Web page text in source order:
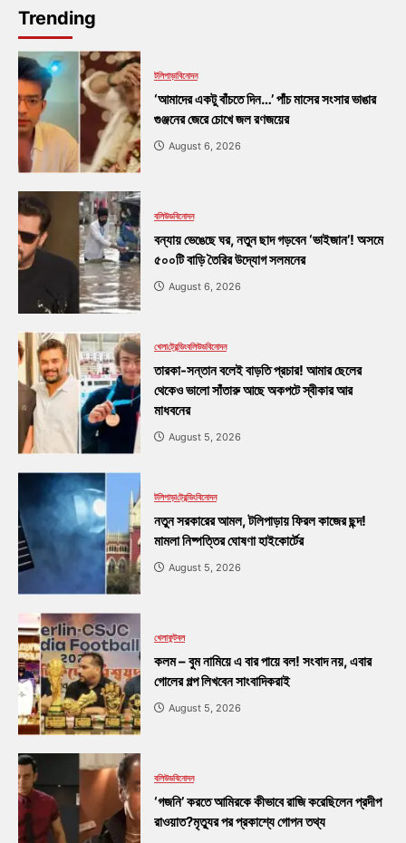
Trending
টলিপাড়াবিনোদন
‘আমাদের একটু বাঁচতে দিন…’ পাঁচ মাসের সংসার ভাঙার
গুঞ্জনের জেরে চোখে জল রণজয়ের
August 6, 2026
বলিউডবিনোদন
বন্যায় ভেঙেছে ঘর, নতুন ছাদ গড়বেন ‘ভাইজান’! অসমে
৫০০টি বাড়ি তৈরির উদ্যোগ সলমনের
August 6, 2026
খেলাট্রেন্ডিংবলিউডবিনোদন
তারকা-সন্তান বলেই বাড়তি প্রচার! আমার ছেলের
থেকেও ভালো সাঁতারু আছে অকপটে স্বীকার আর
মাধবনের
August 5, 2026
টলিপাড়াট্রেন্ডিংবিনোদন
নতুন সরকারের আমল, টলিপাড়ায় ফিরল কাজের ছন্দ!
মামলা নিষ্পত্তির ঘোষণা হাইকোর্টের
August 5, 2026
খেলাফুটবল
কলম – বুম নামিয়ে এ বার পায়ে বল! সংবাদ নয়, এবার
গোলের গল্প লিখবেন সাংবাদিকরাই
August 5, 2026
বলিউডবিনোদন
‘গজনি’ করতে আমিরকে কীভাবে রাজি করেছিলেন প্রদীপ
রাওয়াত?মৃত্যুর পর প্রকাশ্যে গোপন তথ্য